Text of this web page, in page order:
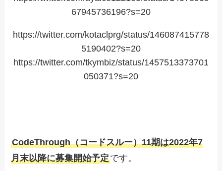
67945736196?s=20
https://twitter.com/kotaclprg/status/146087415778
5190402?s=20
https://twitter.com/tkymbiz/status/1457513373701
050371?s=20
CodeThrough（コードスルー）11期は2022年7
月末以降に募集開始予定です。